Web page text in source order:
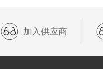
加入供应商